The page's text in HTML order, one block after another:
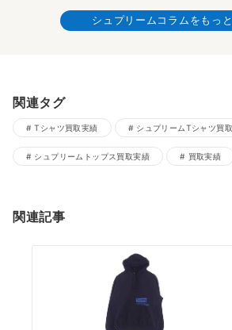
シュプリームコラムをもっ
関連タグ
Tシャツ買取実績 シュプリームTシャツ買
シュプリームトップス買取実績 買取実績
関連記事